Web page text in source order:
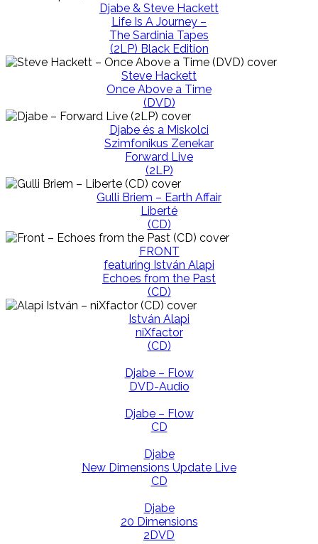
Djabe & Steve Hackett
Life Is A Journey –
The Sardinia Tapes
(2LP) Black Edition
Steve Hackett
Once Above a Time
(DVD)
Djabe és a Miskolci
Szimfonikus Zenekar
Forward Live
(2LP)
Gulli Briem – Earth Affair
Liberté
(CD)
FRONT
featuring István Alapi
Echoes from the Past
(CD)
István Alapi
niXfactor
(CD)
Djabe – Flow
DVD-Audio
Djabe – Flow
CD
Djabe
New Dimensions Update Live
CD
Djabe
20 Dimensions
2DVD